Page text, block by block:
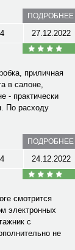
ПОДРОБНЕЕ
4 27.12.2022
приличная
в салоне,
- практически
По расходу
ПОДРОБНЕЕ
4 24.12.2022
смотрится
электронных
с
не